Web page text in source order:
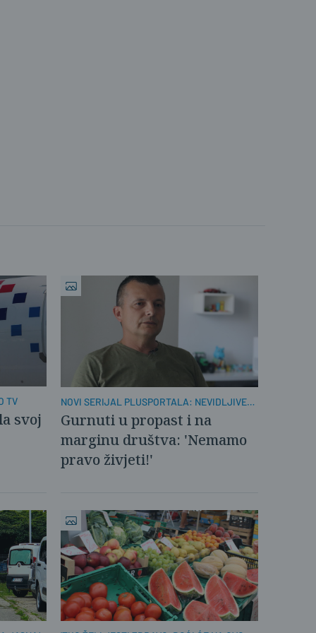
TV
svoj
NOVI SERIJAL PLUSPORTALA: NEVIDLJIVE
OBITELJI
Gurnuti u propast i na
marginu društva: 'Nemamo
pravo živjeti!'